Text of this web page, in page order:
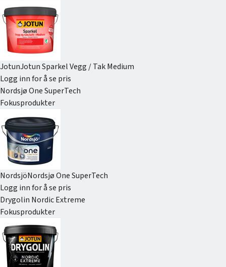
JotunJotun Sparkel Vegg / Tak Medium
Logg inn for å se pris
Nordsjø One SuperTech
Fokusprodukter
NordsjöNordsjø One SuperTech
Logg inn for å se pris
Drygolin Nordic Extreme
Fokusprodukter